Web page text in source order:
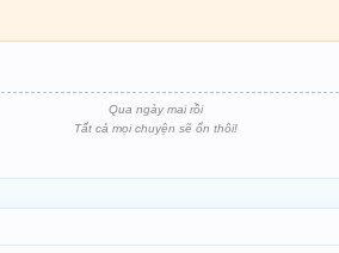
Qua ngày mai rồi
Tất cả mọi chuyện sẽ ổn thôi!